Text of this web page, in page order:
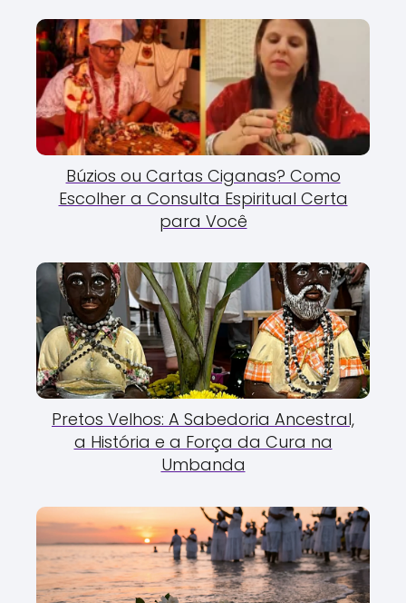
Búzios ou Cartas Ciganas? Como
Escolher a Consulta Espiritual Certa
para Você
Pretos Velhos: A Sabedoria Ancestral,
a História e a Força da Cura na
Umbanda